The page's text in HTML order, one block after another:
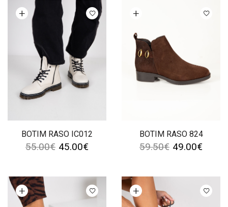
BOTIM RASO IC012
opções
55.00€ 45.00€
BOTIM RASO 824
Ver opções
59.50€ 49.00€
opções Ver opções